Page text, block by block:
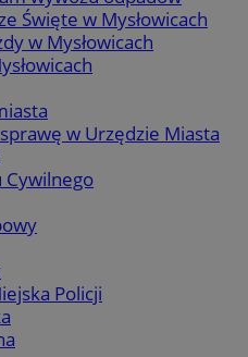
Święte w Mysłowicach
w Mysłowicach
sprawę w Urzędzie Miasta
Cywilnego
Policji